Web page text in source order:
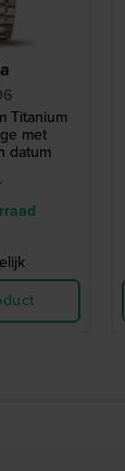
Titanium
met
datum